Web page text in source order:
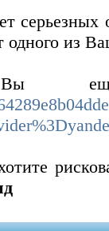
серьезных
одного из